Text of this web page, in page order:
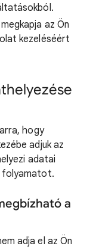
az Ön
kezeléséért
hogy
adjuk az
adatai
folyamatot.
a
adja el az Ön